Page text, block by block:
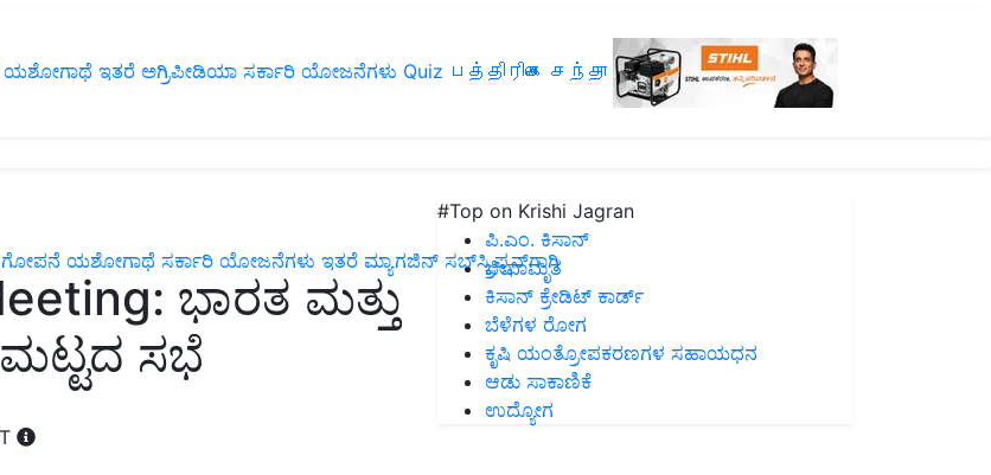
ಯಶೋಗಾಥೆ ಇತರೆ ಅಗ್ರಿಪೀಡಿಯಾ ಸರ್ಕಾರಿ ಯೋಜನೆಗಳು Quiz பத்திரிகை சந்தா
ಯಶೋಗಾಥೆ ಸರ್ಕಾರಿ ಯೋಜನೆಗಳು ಇತರೆ ಮ್ಯಾಗಜಿನ್‌ ಸಬ್‌ಸ್ಕ್ರಿಪ್ಷನ್‌ಗಾಗಿ
ಭಾರತ ಮತ್ತು
ಸಭೆ
#Top on Krishi Jagran
ಪಿ.ಎಂ. ಕಿಸಾನ್
ಜೀವಾಮೃತ
ಕಿಸಾನ್ ಕ್ರೇಡಿಟ್ ಕಾರ್ಡ್
ಬೆಳೆಗಳ ರೋಗ
ಕೃಷಿ ಯಂತ್ರೋಪಕರಣಗಳ ಸಹಾಯಧನ
ಆಡು ಸಾಕಾಣಿಕೆ
ಉದ್ಯೋಗ